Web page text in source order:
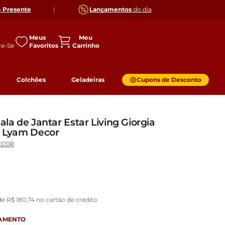
Presente | Lançamentosdo dia
Meus
Favoritos
Colchões Geladeiras Cupons de Desconto
de Jantar Estar Living Giorgia
Lyam Decor
R$ 180 74 no cartão de crédito